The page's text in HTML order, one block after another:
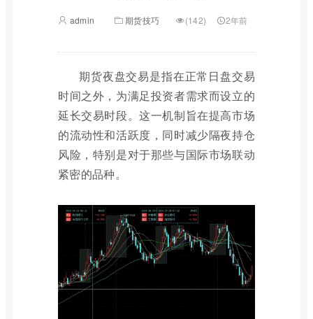
admin 期货技巧 (142) 2年前
期货夜盘交易是指在正常日盘交易
时间之外，为满足投资者需求而设立的
延长交易时段。这一机制旨在提高市场
的流动性和活跃度，同时减少隔夜持仓
风险，特别是对于那些与国际市场联动
紧密的品种。